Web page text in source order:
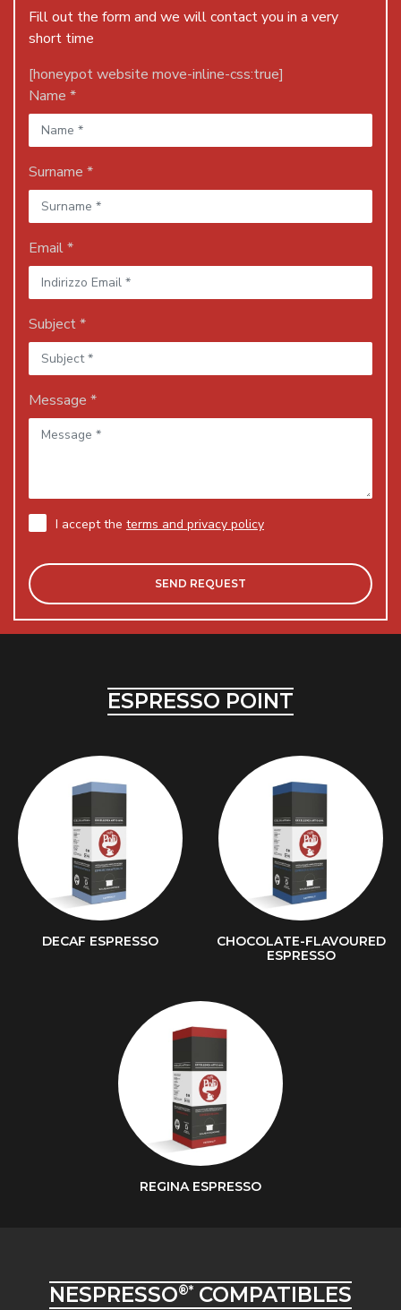
Fill out the form and we will contact you in a very
short time
[honeypot website move-inline-css:true]
Name *
Surname *
Email *
Subject *
Message *
I accept the terms and privacy policy
ESPRESSO POINT
DECAF ESPRESSO
CHOCOLATE-FLAVOURED
ESPRESSO
REGINA ESPRESSO
NESPRESSO®* COMPATIBLES